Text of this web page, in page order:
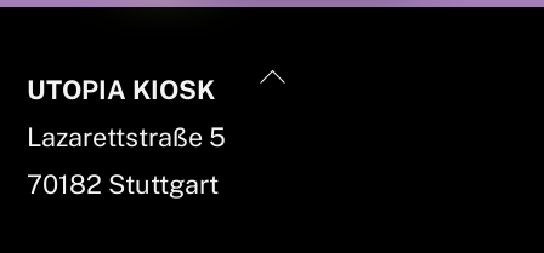
Back
UTOPIA KIOSK
Lazarettstraße 5
70182 Stuttgart